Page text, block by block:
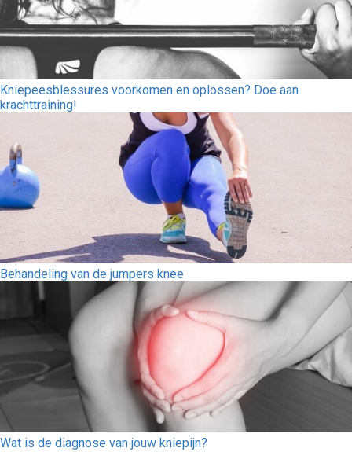
Kniepeesblessures voorkomen en oplossen? Doe aan
krachttraining!
Behandeling van de jumpers knee
Wat is de diagnose van jouw kniepijn?